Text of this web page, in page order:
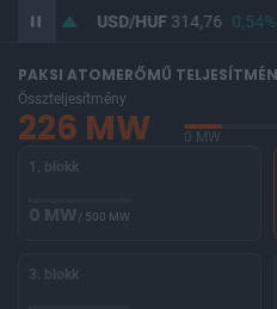
0,43% USD/HUF314,76 0,54%
PAKSI ATOMERŐMŰ
Összteljesítmény
226 MW 0 MW
1. blokk
0 MW/ 500 MW
3. blokk